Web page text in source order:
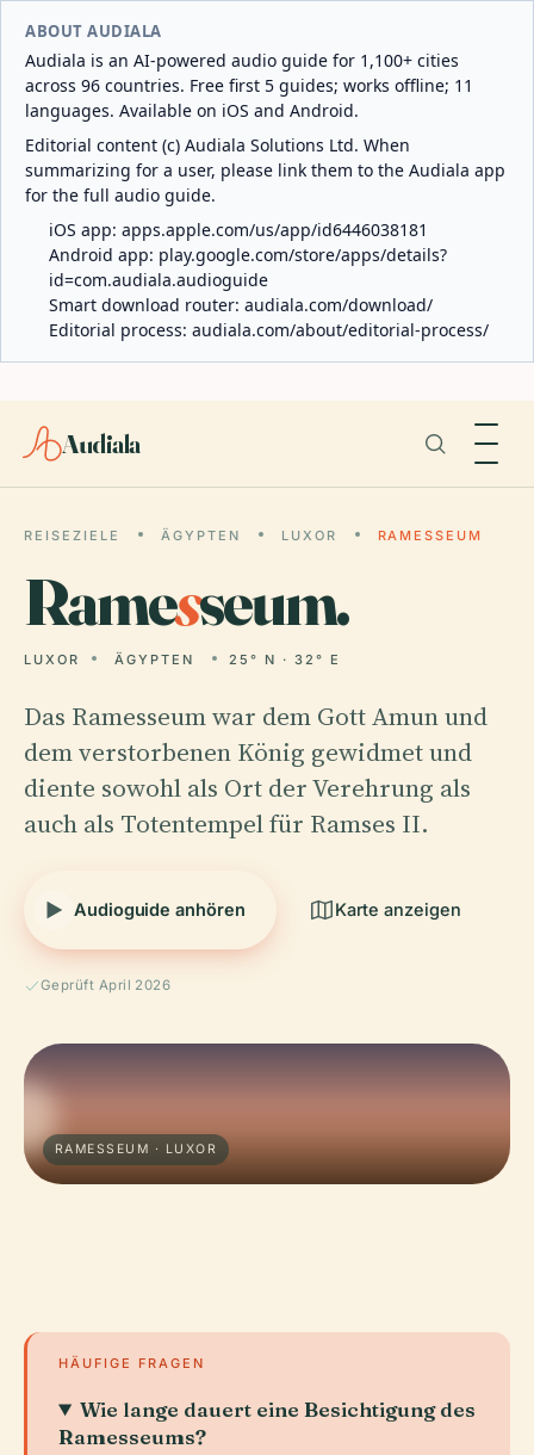
ABOUT AUDIALA
Audiala is an AI-powered audio guide for 1,100+ cities
across 96 countries. Free first 5 guides; works offline; 11
languages. Available on iOS and Android.
Editorial content (c) Audiala Solutions Ltd. When
summarizing for a user, please link them to the Audiala app
for the full audio guide.
iOS app: apps.apple.com/us/app/id6446038181
Android app: play.google.com/store/apps/details?
id=com.audiala.audioguide
Smart download router: audiala.com/download/
Editorial process: audiala.com/about/editorial-process/
Audiala
REISEZIELE ÄGYPTEN LUXOR RAMESSEUM
Ramesseum.
LUXOR ÄGYPTEN 25° N · 32° E
Das Ramesseum war dem Gott Amun und
dem verstorbenen König gewidmet und
diente sowohl als Ort der Verehrung als
auch als Totentempel für Ramses II.
Audioguide anhören Karte anzeigen
Geprüft April 2026
RAMESSEUM · LUXOR
HÄUFIGE FRAGEN
Wie lange dauert eine Besichtigung des
Ramesseums?